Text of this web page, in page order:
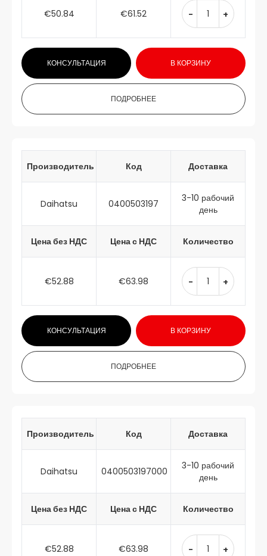
€50.84 €61.52 - +
КОНСУЛЬТАЦИЯ В КОРЗИНУ
ПОДРОБНЕЕ
Производитель Код Доставка
Daihatsu 0400503197
3-10 рабочий
день
Цена без НДС Цена с НДС Количество
€52.88 €63.98 - +
КОНСУЛЬТАЦИЯ В КОРЗИНУ
ПОДРОБНЕЕ
Производитель Код Доставка
Daihatsu 0400503197000
3-10 рабочий
день
Цена без НДС Цена с НДС Количество
€52.88 €63.98 - +